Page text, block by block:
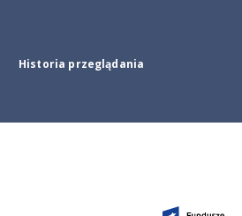
Historia przeglądania